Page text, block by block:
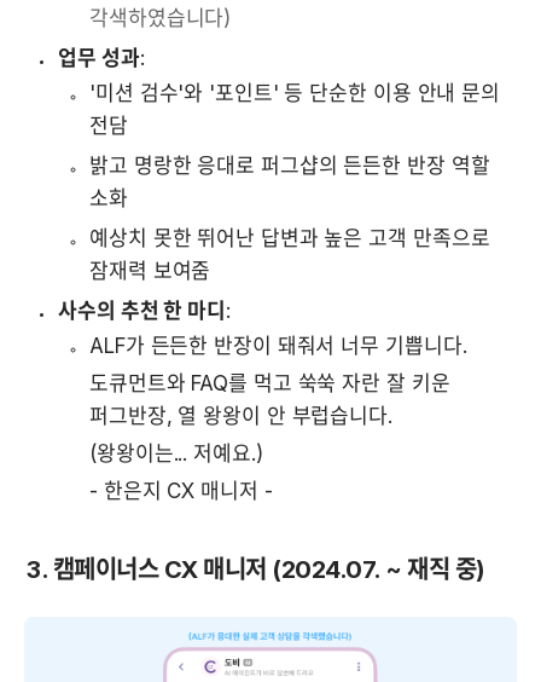
각색하였습니다)
업무 성과:
﻿﻿'미션 검수'와 '포인트' 등 단순한 이용 안내 문의
전담
밝고 명랑한 응대로 퍼그샵의 든든한 반장 역할
소화
예상치 못한 뛰어난 답변과 높은 고객 만족으로
잠재력 보여줌
사수의 추천 한 마디 :
ALF가 든든한 반장이 돼줘서 너무 기쁩니다.
도큐먼트와 FAQ를 먹고 쑥쑥 자란 잘 키운
퍼그반장, 열 왕왕이 안 부럽습니다.
(왕왕이는... 저예요.)
- 한은지 CX 매니저 -
3. 캠페이너스 CX 매니저 (2024.07. ~ 재직 중)